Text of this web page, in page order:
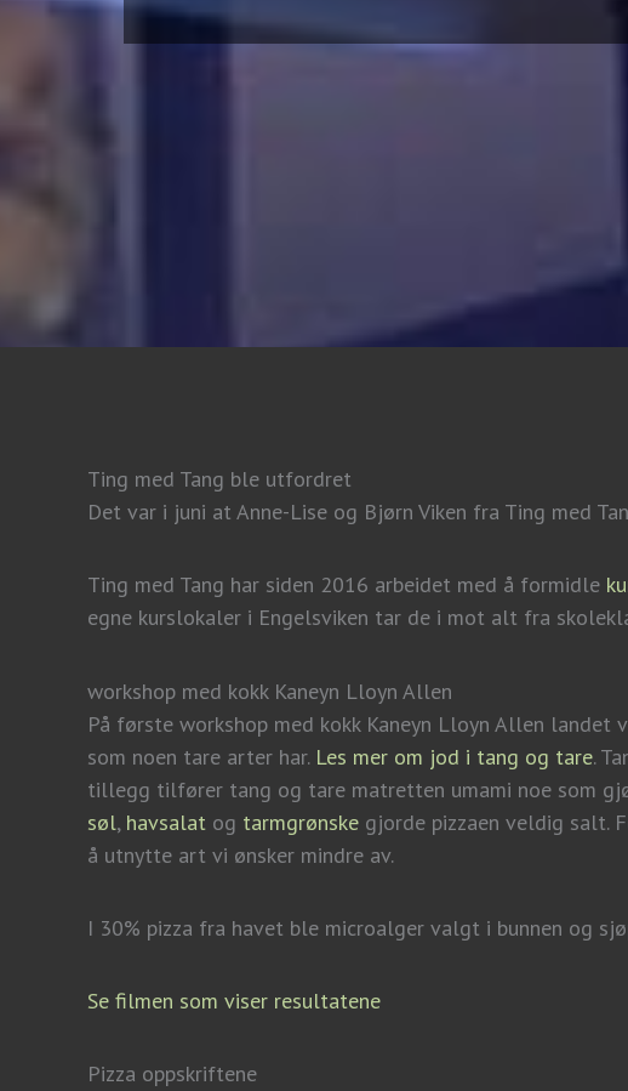
Ting med Tang ble utfordret
Det var i juni at Anne-Lise og Bjørn Viken fra Ting med
Ting med Tang har siden 2016 arbeidet med å formidle
egne kurslokaler i Engelsviken tar de i mot alt fra
workshop med kokk Kaneyn Lloyn Allen
På første workshop med kokk Kaneyn Lloyn Allen landet
som noen tare arter har.Les mer om jod i tang og tare.
tillegg tilfører tang og tare matretten umami noe som
søl, havsalat og tarmgrønske gjorde pizzaen veldig salt.
å utnytte art vi ønsker mindre av.
I 30% pizza fra havet ble microalger valgt i bunnen og
Se filmen som viser resultatene
Pizza oppskriftene